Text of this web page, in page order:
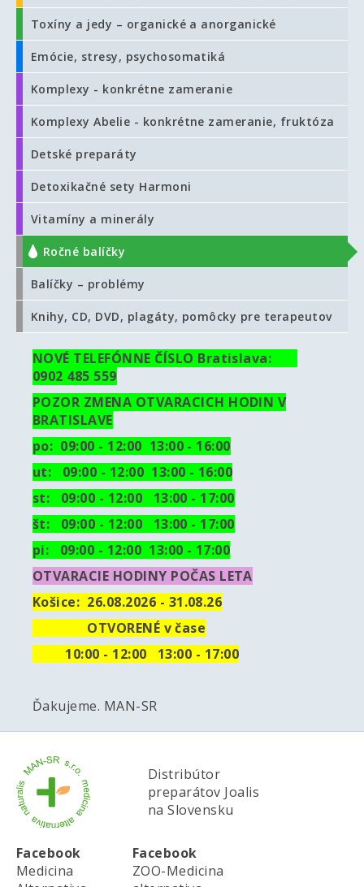
Toxíny a jedy – organické a anorganické
Emócie, stresy, psychosomatiká
Komplexy - konkrétne zameranie
Komplexy Abelie - konkrétne zameranie, fruktóza
Detské preparáty
Detoxikačné sety Harmoni
Vitamíny a minerály
Ročné balíčky
Balíčky – problémy
Knihy, CD, DVD, plagáty, pomôcky pre terapeutov
NOVÉ TELEFÓNNE ČÍSLO Bratislava:
0902 485 559
POZOR ZMENA OTVARACICH HODIN V
BRATISLAVE
po: 09:00 - 12:00 13:00 - 16:00
ut: 09:00 - 12:00 13:00 - 16:00
st: 09:00 - 12:00 13:00 - 17:00
št: 09:00 - 12:00 13:00 - 17:00
pi: 09:00 - 12:00 13:00 - 17:00
OTVARACIE HODINY POČAS LETA
Košice: 26.08.2026 - 31.08.26
OTVORENÉ v čase
10:00 - 12:00 13:00 - 17:00
Ďakujeme. MAN-SR
Distribútor
preparátov Joalis
na Slovensku
Facebook
Medicina
Facebook
ZOO-Medicina